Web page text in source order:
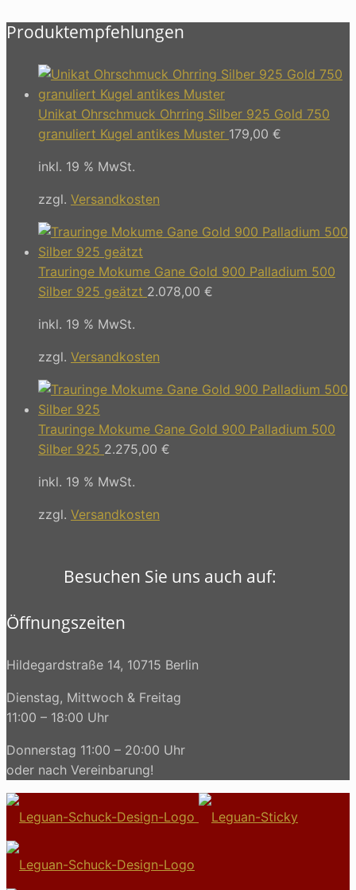
Produktempfehlungen
Unikat Ohrschmuck Ohrring Silber 925 Gold 750
granuliert Kugel antikes Muster 179,00 €
inkl. 19 % MwSt.
zzgl. Versandkosten
Trauringe Mokume Gane Gold 900 Palladium 500
Silber 925 geätzt 2.078,00 €
inkl. 19 % MwSt.
zzgl. Versandkosten
Trauringe Mokume Gane Gold 900 Palladium 500
Silber 925 2.275,00 €
inkl. 19 % MwSt.
zzgl. Versandkosten
Besuchen Sie uns auch auf:
Öffnungszeiten
Hildegardstraße 14, 10715 Berlin
Dienstag, Mittwoch & Freitag
11:00 – 18:00 Uhr
Donnerstag 11:00 – 20:00 Uhr
oder nach Vereinbarung!